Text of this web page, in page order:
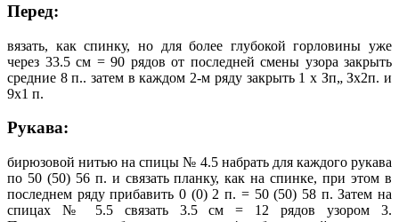
Перед:
вязать, как спинку, но для более глубокой горловины уже
через 33.5 см = 90 рядов от последней смены узора закрыть
средние 8 п.. затем в каждом 2-м ряду закрыть 1 х Зп„ Зх2п. и
9х1 п.
Рукава:
бирюзовой нитью на спицы № 4.5 набрать для каждого рукава
по 50 (50) 56 п. и связать планку, как на спинке, при этом в
последнем ряду прибавить 0 (0) 2 п. = 50 (50) 58 п. Затем на
спицах № 5.5 связать 3.5 см = 12 рядов узором 3.